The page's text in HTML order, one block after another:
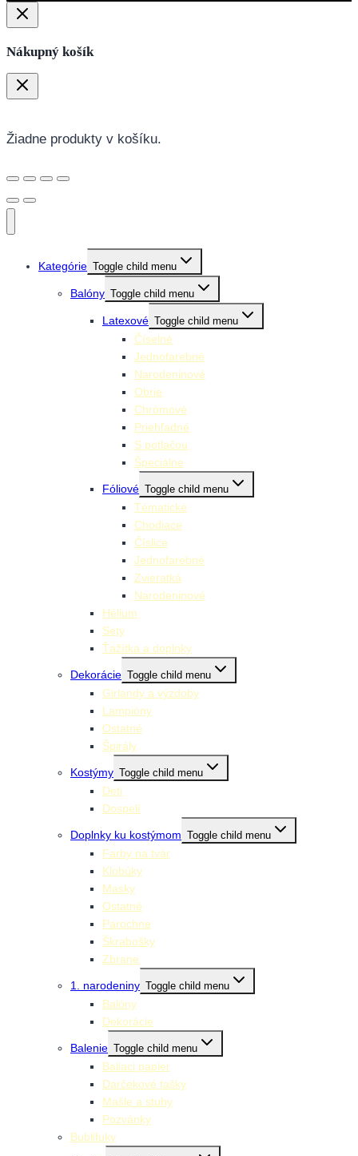
Nákupný košík
Žiadne produkty v košíku.
Kategórie Toggle child menu
Balóny Toggle child menu
Latexové Toggle child menu
Číselné
Jednofarebné
Narodeninové
Obrie
Chrómové
Priehľadné
S potlačou
Špeciálne
Fóliové Toggle child menu
Tématické
Chodiace
Číslice
Jednofarebné
Zvieratká
Narodeninové
Hélium
Sety
Ťažítka a doplnky
Dekorácie Toggle child menu
Girlandy a výzdoby
Lampióny
Ostatné
Špirály
Kostýmy Toggle child menu
Deti
Dospelí
Doplnky ku kostýmom Toggle child menu
Farby na tvár
Klobúky
Masky
Ostatné
Parochne
Škrabošky
Zbrane
1. narodeniny Toggle child menu
Balóny
Dekorácie
Balenie Toggle child menu
Baliaci papier
Darčekové tašky
Mašle a stuhy
Pozvánky
Bublifuky